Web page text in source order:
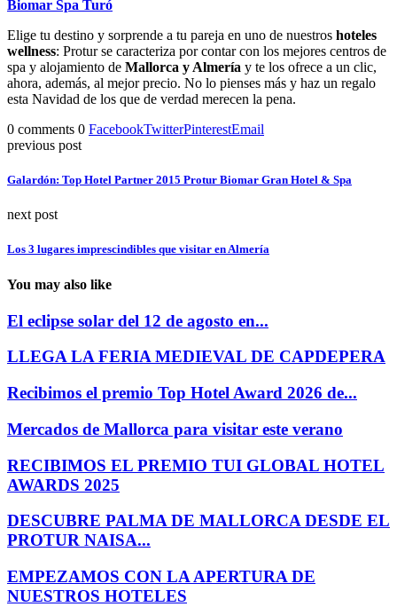
Biomar Spa Turó
Elige tu destino y sorprende a tu pareja en uno de nuestros hoteles
wellness: Protur se caracteriza por contar con los mejores centros de
spa y alojamiento de Mallorca y Almería y te los ofrece a un clic,
ahora, además, al mejor precio. No lo pienses más y haz un regalo
esta Navidad de los que de verdad merecen la pena.
0 comments 0 FacebookTwitterPinterestEmail
previous post
Galardón: Top Hotel Partner 2015 Protur Biomar Gran Hotel & Spa
next post
Los 3 lugares imprescindibles que visitar en Almería
You may also like
El eclipse solar del 12 de agosto en...
LLEGA LA FERIA MEDIEVAL DE CAPDEPERA
Recibimos el premio Top Hotel Award 2026 de...
Mercados de Mallorca para visitar este verano
RECIBIMOS EL PREMIO TUI GLOBAL HOTEL
AWARDS 2025
DESCUBRE PALMA DE MALLORCA DESDE EL
PROTUR NAISA...
EMPEZAMOS CON LA APERTURA DE
NUESTROS HOTELES